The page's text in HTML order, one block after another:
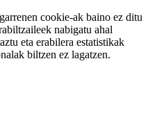
cookie-ak baino ez ditu
nabigatu ahal
eta erabilera estatistikak
biltzen ez lagatzen.